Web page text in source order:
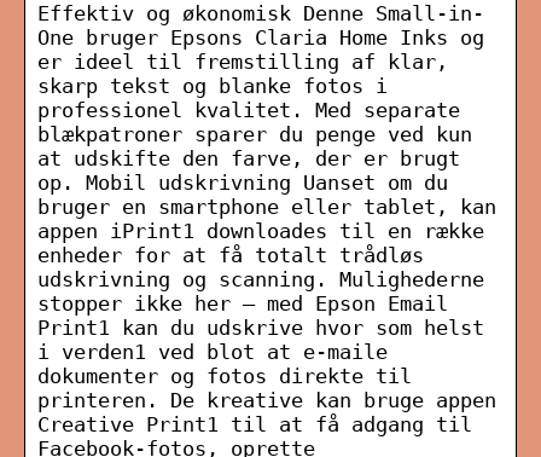
Effektiv og økonomisk Denne Small-in-
One bruger Epsons Claria Home Inks og
er ideel til fremstilling af klar,
skarp tekst og blanke fotos i
professionel kvalitet. Med separate
blækpatroner sparer du penge ved kun
at udskifte den farve, der er brugt
op. Mobil udskrivning Uanset om du
bruger en smartphone eller tablet, kan
appen iPrint1 downloades til en række
enheder for at få totalt trådløs
udskrivning og scanning. Mulighederne
stopper ikke her – med Epson Email
Print1 kan du udskrive hvor som helst
i verden1 ved blot at e-maile
dokumenter og fotos direkte til
printeren. De kreative kan bruge appen
Creative Print1 til at få adgang til
Facebook-fotos, oprette